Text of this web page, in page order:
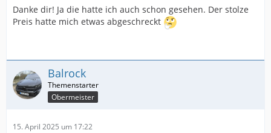
Danke dir! Ja die hatte ich auch schon gesehen. Der stolze
Preis hatte mich etwas abgeschreckt
Balrock
Obermeister
15. April 2025 um 17:22